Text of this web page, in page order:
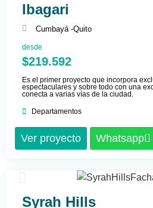
Ibagari
Cumbayá -Quito
desde
$219.592
Es el primer proyecto que incorpora
espectaculares y sobre todo con una
conecta a varias vías de la ciudad.
Departamentos
Ver proyecto Whatsapp
Syrah Hills